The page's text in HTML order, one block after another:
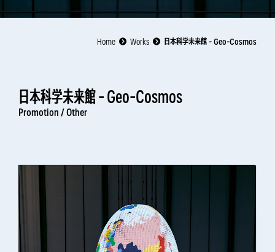
Home Works 日本科学未来館 - Geo-Cosmos
日本科学未来館 - Geo-Cosmos
Promotion / Other